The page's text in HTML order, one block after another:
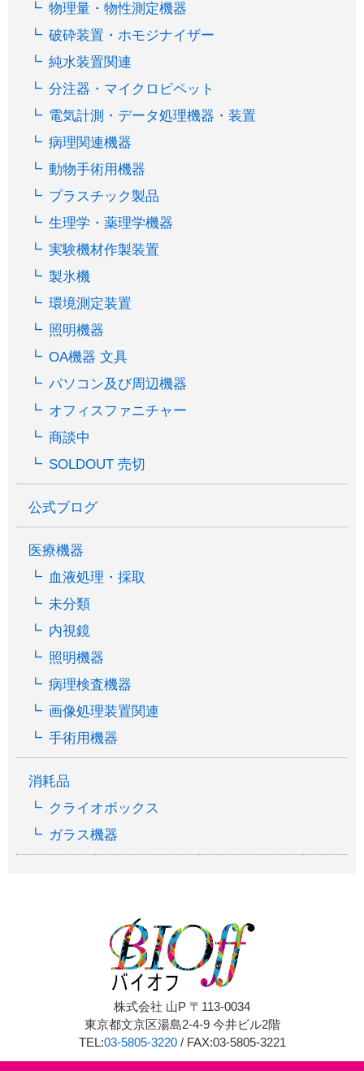
物理量・物性測定機器
破砕装置・ホモジナイザー
純水装置関連
分注器・マイクロピペット
電気計測・データ処理機器・装置
病理関連機器
動物手術用機器
プラスチック製品
生理学・薬理学機器
実験機材作製装置
製氷機
環境測定装置
照明機器
OA機器 文具
パソコン及び周辺機器
オフィスファニチャー
商談中
SOLDOUT 売切
公式ブログ
医療機器
血液処理・採取
未分類
内視鏡
照明機器
病理検査機器
画像処理装置関連
手術用機器
消耗品
クライオボックス
ガラス機器
株式会社 山P 〒113-0034
東京都文京区湯島2-4-9 今井ビル2階
TEL:03-5805-3220/ FAX:03-5805-3221